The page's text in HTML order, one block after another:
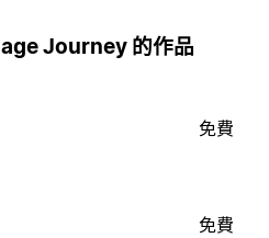
Journey 的作品
免費
免費